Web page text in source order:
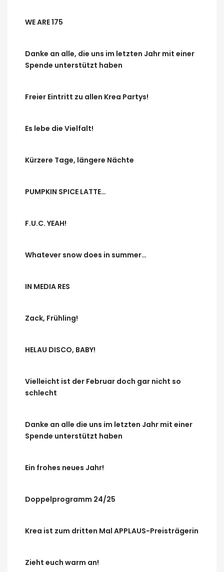
WE ARE 175
Danke an alle, die uns im letzten Jahr mit einer
Spende unterstützt haben
Freier Eintritt zu allen Krea Partys!
Es lebe die Vielfalt!
Kürzere Tage, längere Nächte
PUMPKIN SPICE LATTE…
F.U.C. YEAH!
Whatever snow does in summer…
IN MEDIA RES
Zack, Frühling!
HELAU DISCO, BABY!
Vielleicht ist der Februar doch gar nicht so
schlecht
Danke an alle die uns im letzten Jahr mit einer
Spende unterstützt haben
Ein frohes neues Jahr!
Doppelprogramm 24/25
Krea ist zum dritten Mal APPLAUS-Preisträgerin
Zieht euch warm an!